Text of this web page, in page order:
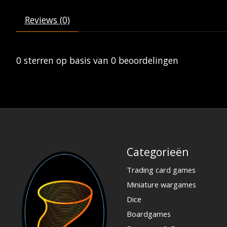
Reviews (0)
0 sterren op basis van 0 beoordelingen
Categorieën
Trading card games
Miniature wargames
Dice
Boardgames